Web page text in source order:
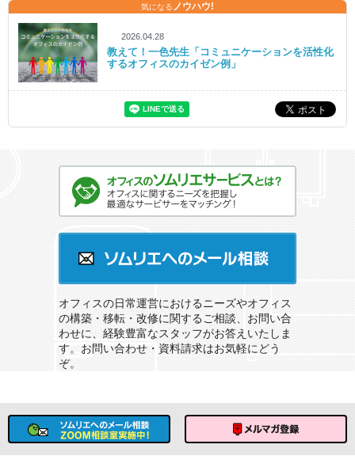
気になるノウハウ!
2026.04.28
教えて！一色先生「コミュニケーションを活性化
するオフィスのカイゼン例」
オフィスの日常運営におけるニーズやオフィス
の構築・移転・改修に関するご相談、お問い合
わせに、経験豊富なスタッフがお答えいたしま
す。お問い合わせ・資料請求はお気軽にどう
ぞ。